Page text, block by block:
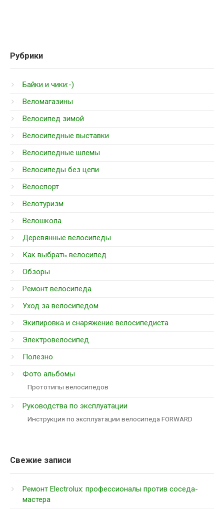
Рубрики
Байки и чики:-)
Веломагазины
Велосипед зимой
Велосипедные выставки
Велосипедные шлемы
Велосипеды без цепи
Велоспорт
Велотуризм
Велошкола
Деревянные велосипеды
Как выбрать велосипед
Обзоры
Ремонт велосипеда
Уход за велосипедом
Экипировка и снаряжение велосипедиста
Электровелосипед
Полезно
Фото альбомы
Прототипы велосипедов
Руководства по эксплуатации
Инструкция по эксплуатации велосипеда FORWARD
Свежие записи
Ремонт Electrolux: профессионалы против соседа-
мастера